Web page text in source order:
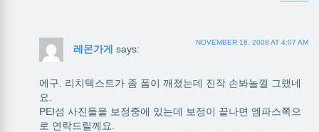
레몬가게 says:
NOVEMBER 16, 2008 AT 4:07 AM
에구. 리치텍스트가 좀 폼이 깨졌는데 진작 손봐놀껄 그랬네
요.
PEI섬 사진들을 보정중에 있는데 보정이 끝나면 엠파스쪽으
로 연락드릴께요.